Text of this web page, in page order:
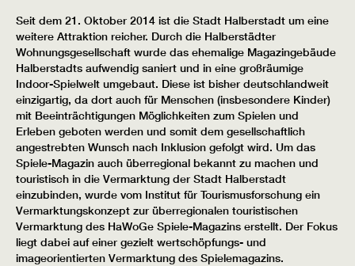
Seit dem 21. Oktober 2014 ist die Stadt Halberstadt um eine
weitere Attraktion reicher. Durch die Halberstädter
Wohnungsgesellschaft wurde das ehemalige Magazingebäude
Halberstadts aufwendig saniert und in eine großräumige
Indoor-Spielwelt umgebaut. Diese ist bisher deutschlandweit
einzigartig, da dort auch für Menschen (insbesondere Kinder)
mit Beeinträchtigungen Möglichkeiten zum Spielen und
Erleben geboten werden und somit dem gesellschaftlich
angestrebten Wunsch nach Inklusion gefolgt wird. Um das
Spiele-Magazin auch überregional bekannt zu machen und
touristisch in die Vermarktung der Stadt Halberstadt
einzubinden, wurde vom Institut für Tourismusforschung ein
Vermarktungskonzept zur überregionalen touristischen
Vermarktung des HaWoGe Spiele-Magazins erstellt. Der Fokus
liegt dabei auf einer gezielt wertschöpfungs- und
imageorientierten Vermarktung des Spielemagazins.